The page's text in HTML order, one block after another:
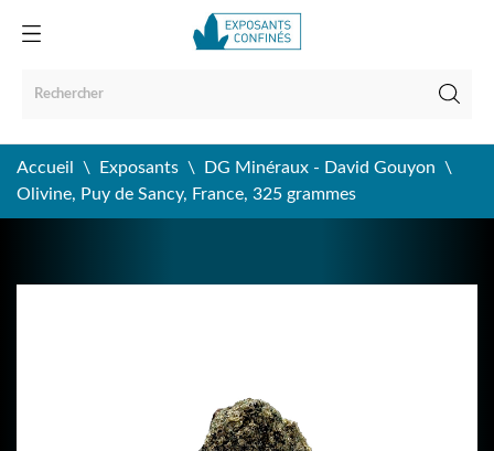
Accueil Exposants
DG Minéraux - David Gouyon
Olivine, Puy de Sancy, France, 325 grammes